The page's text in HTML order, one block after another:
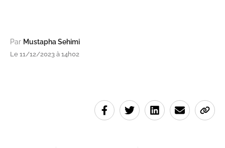
Par Mustapha Sehimi
Le 11/12/2023 à 14h02